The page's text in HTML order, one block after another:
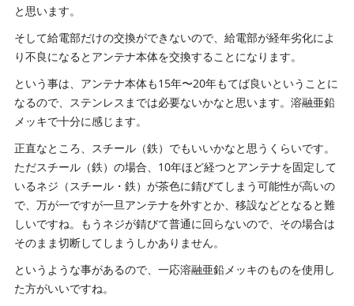
と思います。
そして給電部だけの交換ができないので、給電部が経年劣化によ
り不良になるとアンテナ本体を交換することになります。
という事は、アンテナ本体も15年〜20年もてば良いということに
なるので、ステンレスまでは必要ないかなと思います。溶融亜鉛
メッキで十分に感じます。
正直なところ、スチール（鉄）でもいいかなと思うくらいです。
ただスチール（鉄）の場合、10年ほど経つとアンテナを固定して
いるネジ（スチール・鉄）が茶色に錆びてしまう可能性が高いの
で、万が一ですが一旦アンテナを外すとか、移設などとなると難
しいですね。もうネジが錆びて普通に回らないので、その場合は
そのまま切断してしまうしかありません。
というような事があるので、一応溶融亜鉛メッキのものを使用し
た方がいいですね。